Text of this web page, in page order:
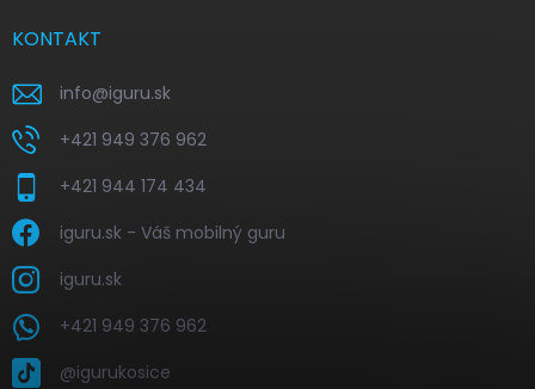
KONTAKT
info@iguru.sk
+421 949 376 962
+421 944 174 434
iguru.sk - Váš mobilný guru
iguru.sk
+421 949 376 962
@igurukosice